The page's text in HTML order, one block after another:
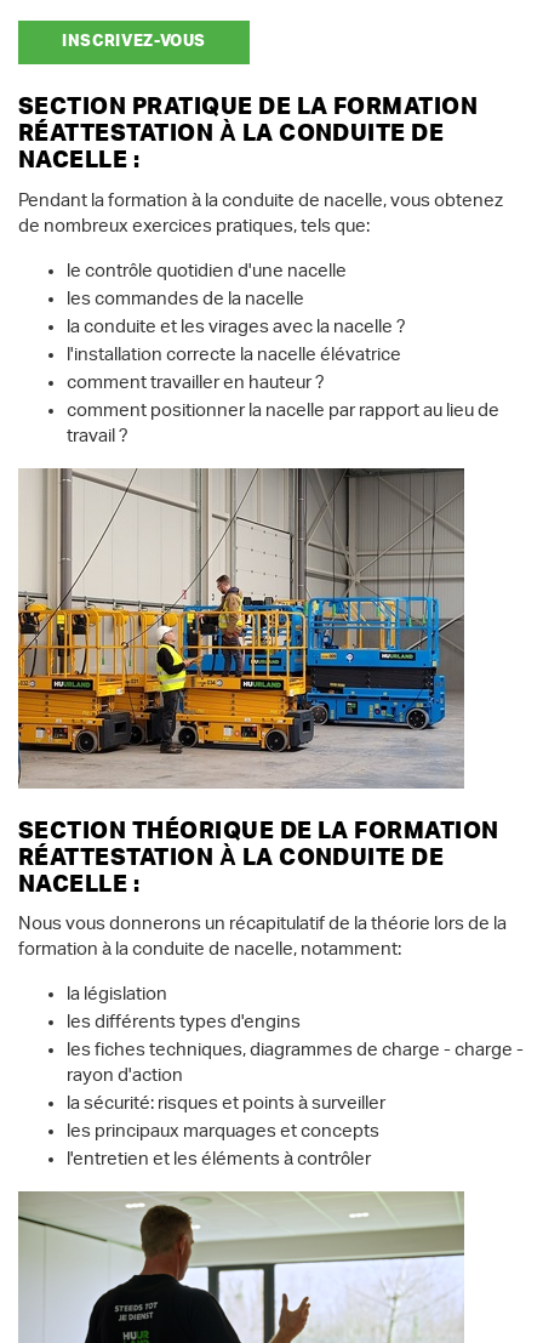
INSCRIVEZ-VOUS
SECTION PRATIQUE DE LA FORMATION
RÉATTESTATION À LA CONDUITE DE
NACELLE :
Pendant la formation à la conduite de nacelle, vous obtenez
de nombreux exercices pratiques, tels que:
le contrôle quotidien d'une nacelle
les commandes de la nacelle
la conduite et les virages avec la nacelle ?
l'installation correcte la nacelle élévatrice
comment travailler en hauteur ?
comment positionner la nacelle par rapport au lieu de
travail ?
SECTION THÉORIQUE DE LA FORMATION
RÉATTESTATION À LA CONDUITE DE
NACELLE :
Nous vous donnerons un récapitulatif de la théorie lors de la
formation à la conduite de nacelle, notamment:
la législation
les différents types d'engins
les fiches techniques, diagrammes de charge - charge -
rayon d'action
la sécurité: risques et points à surveiller
les principaux marquages et concepts
l'entretien et les éléments à contrôler